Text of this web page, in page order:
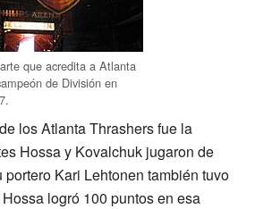
que acredita a Atlanta
de División en
los Atlanta Thrashers fue la
Hossa y Kovalchuk jugaron de
portero Kari Lehtonen también tuvo
logró 100 puntos en esa